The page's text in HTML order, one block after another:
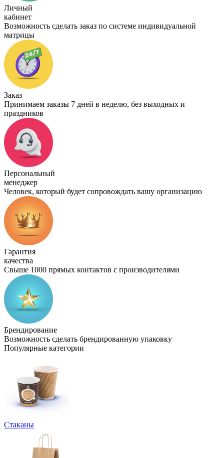
Личный
кабинет
Возможность сделать заказ по системе индивидуальной
матрицы
Заказ
Принимаем заказы 7 дней в неделю, без выходных и
праздников
Персональный
менеджер
Человек, который будет сопровождать вашу организацию
Гарантия
качества
Свыше 1000 прямых контактов с производителями
Брендирование
Возможность сделать брендированную упаковку
Популярные категории
Стаканы